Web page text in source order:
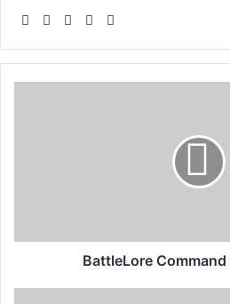
Webseite
Facebook
X YouTube
BattleLore